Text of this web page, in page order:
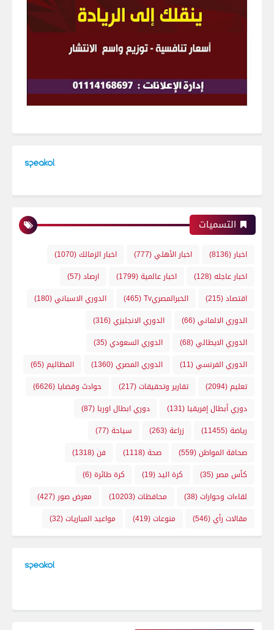
التسميات
اخبار (8136) اخبار الأهلي(777) اخبار الزمالك(1070)
اخبار عاجله(128) اخبار عالمية(1799) ارصاد(57)
اقتصاد(215) الخبرالمصريTv (465) الدوري الاسباني(180)
الدوري الالماني(66) الدوري الانجليزي(316)
الدوري الايطالي(68) الدوري السعودي(35)
الدوري الفرنسي(11) الدوري المصري(1360) المظاليم(65)
تعليم(2094) تقارير وتحقيقات(217) حوادث وقضايا (6626)
دوري أبطال إفريقيا (131) دوري ابطال اوربا (87)
رياضة(11455) زراعة(263) سياحة(77)
صحافة المواطن(559) صحة(1118) فن(1318)
كأس مصر (35) كرة اليد(19) كرة طائرة(6)
لقاءات وحوارات(38) محافظات(10203) معرض صور (427)
مقالات رأي(546) منوعات(419) مواعيد المباريات(32)